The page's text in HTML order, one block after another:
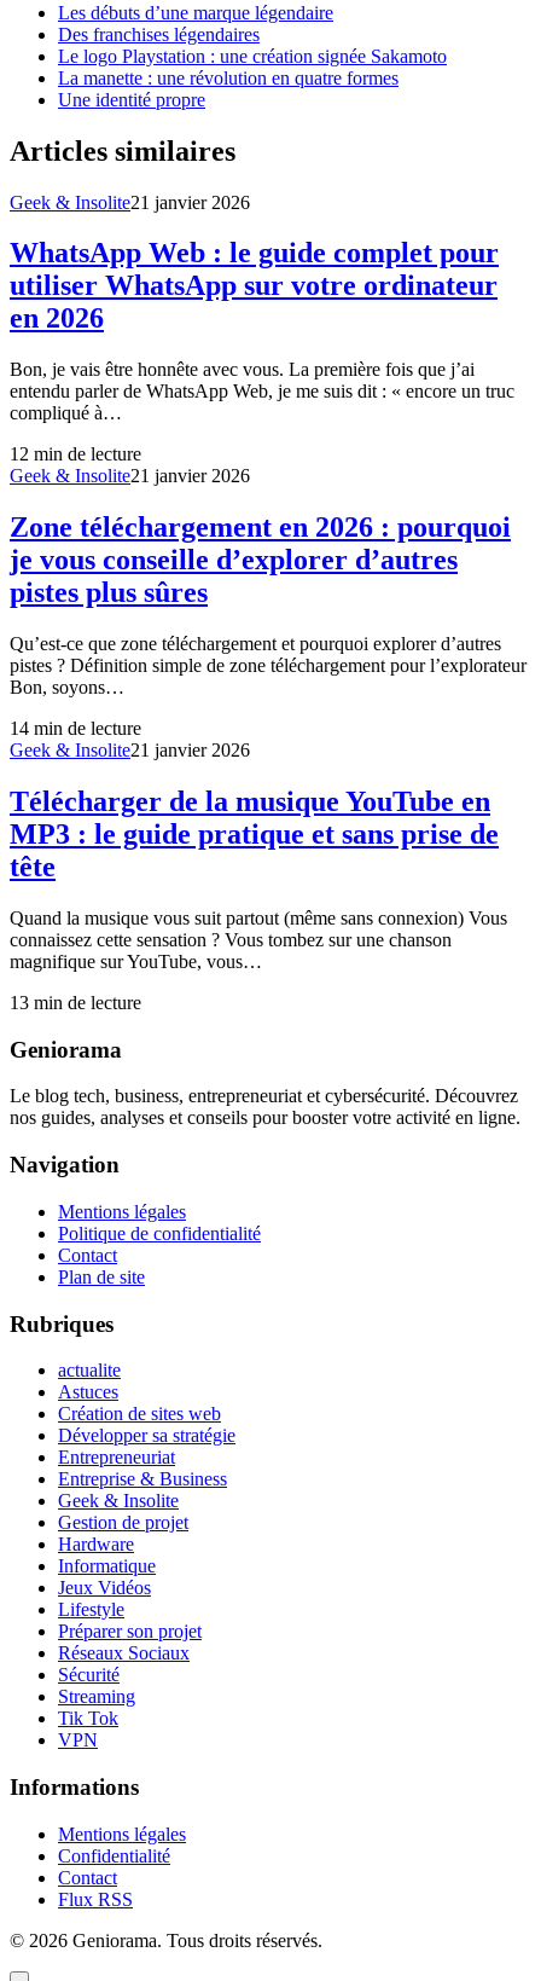
Les débuts d’une marque légendaire
Des franchises légendaires
Le logo Playstation : une création signée Sakamoto
La manette : une révolution en quatre formes
Une identité propre
Articles similaires
Geek & Insolite21 janvier 2026
WhatsApp Web : le guide complet pour
utiliser WhatsApp sur votre ordinateur
en 2026
Bon, je vais être honnête avec vous. La première fois que j’ai
entendu parler de WhatsApp Web, je me suis dit : « encore un truc
compliqué à…
12 min de lecture
Geek & Insolite21 janvier 2026
Zone téléchargement en 2026 : pourquoi
je vous conseille d’explorer d’autres
pistes plus sûres
Qu’est-ce que zone téléchargement et pourquoi explorer d’autres
pistes ? Définition simple de zone téléchargement pour l’explorateur
Bon, soyons…
14 min de lecture
Geek & Insolite21 janvier 2026
Télécharger de la musique YouTube en
MP3 : le guide pratique et sans prise de
tête
Quand la musique vous suit partout (même sans connexion) Vous
connaissez cette sensation ? Vous tombez sur une chanson
magnifique sur YouTube, vous…
13 min de lecture
Geniorama
Le blog tech, business, entrepreneuriat et cybersécurité. Découvrez
nos guides, analyses et conseils pour booster votre activité en ligne.
Navigation
Mentions légales
Politique de confidentialité
Contact
Plan de site
Rubriques
actualite
Astuces
Création de sites web
Développer sa stratégie
Entrepreneuriat
Entreprise & Business
Geek & Insolite
Gestion de projet
Hardware
Informatique
Jeux Vidéos
Lifestyle
Préparer son projet
Réseaux Sociaux
Sécurité
Streaming
Tik Tok
VPN
Informations
Mentions légales
Confidentialité
Contact
Flux RSS
© 2026 Geniorama. Tous droits réservés.